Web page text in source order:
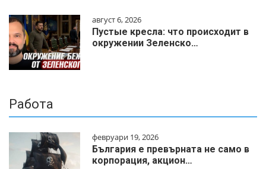
август 6, 2026
Пустые кресла: что происходит в
окружении Зеленско…
Работа
февруари 19, 2026
България е превърната не само в
корпорация, акцион…